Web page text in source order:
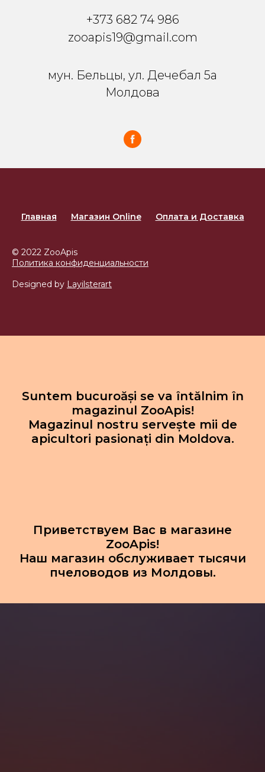
+373 682 74 986
zooapis19@gmail.com
мун. Бельцы, ул. Дечебал 5a
Молдова
Главная Магазин Online Оплата и Доставка
© 2022 ZooApis
Политика конфиденциальности
Designed by Layilsterart
Suntem bucuroăși se va întălnim în
magazinul ZooApis!
Magazinul nostru servește mii de
apicultori pasionați din Moldova.
Приветствуем Вас в магазине
ZooApis!
Наш магазин обслуживает тысячи
пчеловодов из Молдовы.